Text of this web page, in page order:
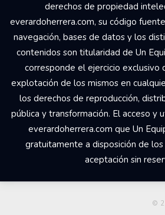
derechos de propiedad
everardoherrera.com, su código
navegación, bases de datos y los
contenidos son titularidad de Un
corresponde el ejercicio exclusivo
explotación de los mismos en
los derechos de reproducción,
pública y transformación. El acceso y
everardoherrera.com que Un
gratuitamente a disposición de los
aceptación sin
©